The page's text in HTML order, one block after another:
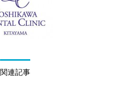
関連記事